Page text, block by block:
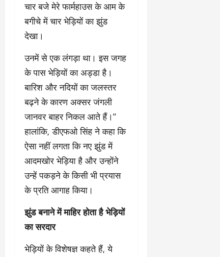
चार बजे मेरे फार्महाउस के आम के
बगीचे में चार भेड़ियों का झुंड
देखा।
उनमें से एक लंगड़ा था। इस जगह
के पास भेड़ियों का अड्डा है।
बारिश और नदियों का जलस्तर
बढ़ने के कारण अक्सर जंगली
जानवर बाहर निकल आते हैं।”
हालांकि, डीएफओ सिंह ने कहा कि
ऐसा नहीं लगता कि नए झुंड में
आदमखोर भेड़िया है और उन्होंने
उन्हें पकड़ने के किसी भी प्रयास
के प्रति आगाह किया।
झुंड बनाने में माहिर होता है भेड़ियों
का सरदार
भेड़ियों के विशेषज्ञ कहते हैं, ये